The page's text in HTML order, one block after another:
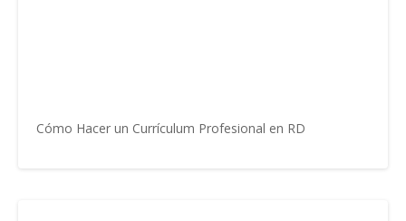
Cómo Hacer un Currículum Profesional en RD